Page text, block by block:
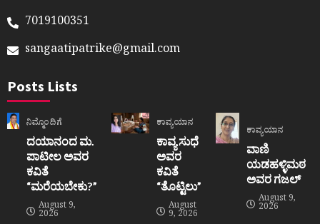
7019100351
sangaatipatrike@gmail.com
Posts Lists
ನಿಮ್ಮೊಂದಿಗೆ
ದಯಾನಂದ ಮ.
ಪಾಟೀಲ ಅವರ
ಕವಿತೆ
“ಮರೆಯಬೇಕು?”
August 9,
2026
ಕಾವ್ಯಯಾನ
ಕಾವ್ಯ ಸುಧೆ
ಅವರ
ಕವಿತೆ
“ತೊಟ್ಟಿಲು”
August
9, 2026
ಕಾವ್ಯಯಾನ
ವಾಣಿ
ಯಡಹಳ್ಳಿಮಠ
ಅವರ ಗಜಲ್
August 9,
2026